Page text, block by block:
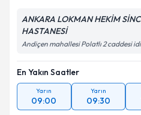
ANKARA LOKMAN HEKİM
HASTANESİ
Andiçen mahallesi Polatlı 2 caddesi
En Yakın Saatler
Yarın
09:00
Yarın
09:30